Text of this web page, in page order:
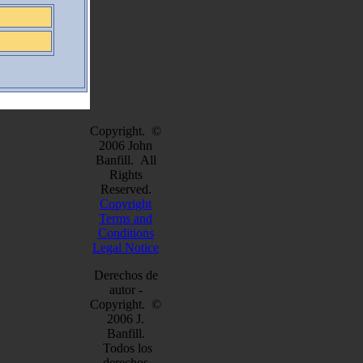
Copyright. ©
2006 John
Banfill. All
Rights
Reserved.
Copyright
Terms and
Conditions
Legal Notice
Derechos de
autor -
Copyright. ©
2006 J.
Banfill.
Todos los